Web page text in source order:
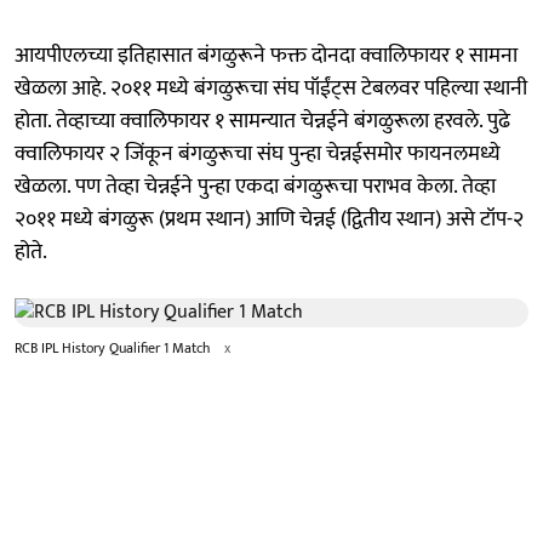
आयपीएलच्या इतिहासात बंगळुरूने फक्त दोनदा क्वालिफायर १ सामना
खेळला आहे. २०११ मध्ये बंगळुरूचा संघ पॉईंट्स टेबलवर पहिल्या स्थानी
होता. तेव्हाच्या क्वालिफायर १ सामन्यात चेन्नईने बंगळुरूला हरवले. पुढे
क्वालिफायर २ जिंकून बंगळुरूचा संघ पुन्हा चेन्नईसमोर फायनलमध्ये
खेळला. पण तेव्हा चेन्नईने पुन्हा एकदा बंगळुरूचा पराभव केला. तेव्हा
२०११ मध्ये बंगळुरू (प्रथम स्थान) आणि चेन्नई (द्वितीय स्थान) असे टॉप-२
होते.
RCB IPL History Qualifier 1 Match x